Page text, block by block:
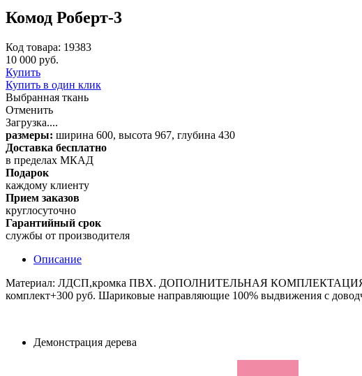
Комод Роберт-3
Код товара: 19383
10 000 руб.
Купить
Купить в один клик
Выбранная ткань
Отменить
Загрузка....
размеры: ширина 600, высота 967, глубина 430
Доставка бесплатно
в пределах МКАД
Подарок
каждому клиенту
Прием заказов
круглосуточно
Гарантийный срок
службы от производителя
Описание
Материал: ЛДСП,кромка ПВХ. ДОПОЛНИТЕЛЬНАЯ КОМПЛЕКТАЦИЯ:
комплект+300 руб. Шариковые направляющие 100% выдвижения с
Демонстрация дерева